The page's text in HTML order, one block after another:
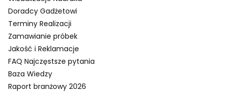
Doradcy Gadżetowi
Terminy Realizacji
Zamawianie próbek
Jakość i Reklamacje
FAQ Najczęstsze pytania
Baza Wiedzy
Raport branżowy 2026